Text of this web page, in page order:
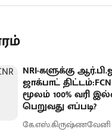
NRI-களுக்கு
ஜாக்பாட்
மூலம் 100% வரி
பெறுவது எப்படி?
கே.எஸ்.கிருஷ்ணவேனி